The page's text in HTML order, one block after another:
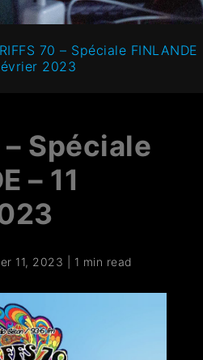
RIFFS 70 – Spéciale FINLANDE
2023
– Spéciale
– 11
11, 2023 1 min read